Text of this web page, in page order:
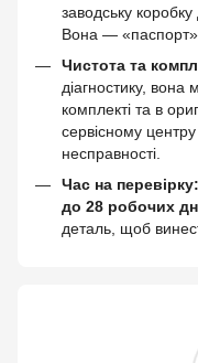
заводську коробку
Вона — «паспорт»
Чистота та
діагностику,
комплекті та в
сервісному
несправності.
Час на перевірку:
до 28 робочих
деталь, щоб